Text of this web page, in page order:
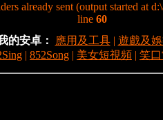
already sent (output started at
line 60
的安卓：
應用及工具| 遊戲及
| 852Song | 美女短視頻 | 笑